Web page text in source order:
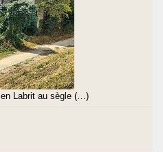
Labrit au sègle (…)